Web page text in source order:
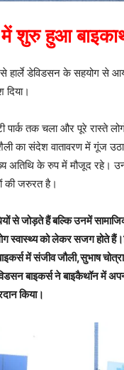
में शुरु हुआ
हार्ले डेविडसन के सहयोग से
तक चला और पूरे रास्ते
का संदेश वातावरण में गूंज
अतिथि के रुप में मौजूद रहे।
की जरुरत है।
से जोड़ते हैं बल्कि उनमें
को लेकर सजग होते
में संजीव जौली,सुभाष
बाइकर्स ने बाइकैथॉन में
किया।